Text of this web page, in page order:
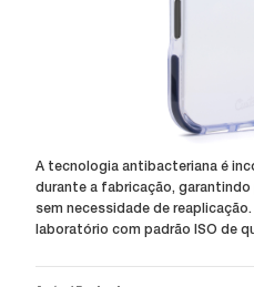
A tecnologia antibacteriana é
durante a fabricação,
sem necessidade de
laboratório com padrão ISO de